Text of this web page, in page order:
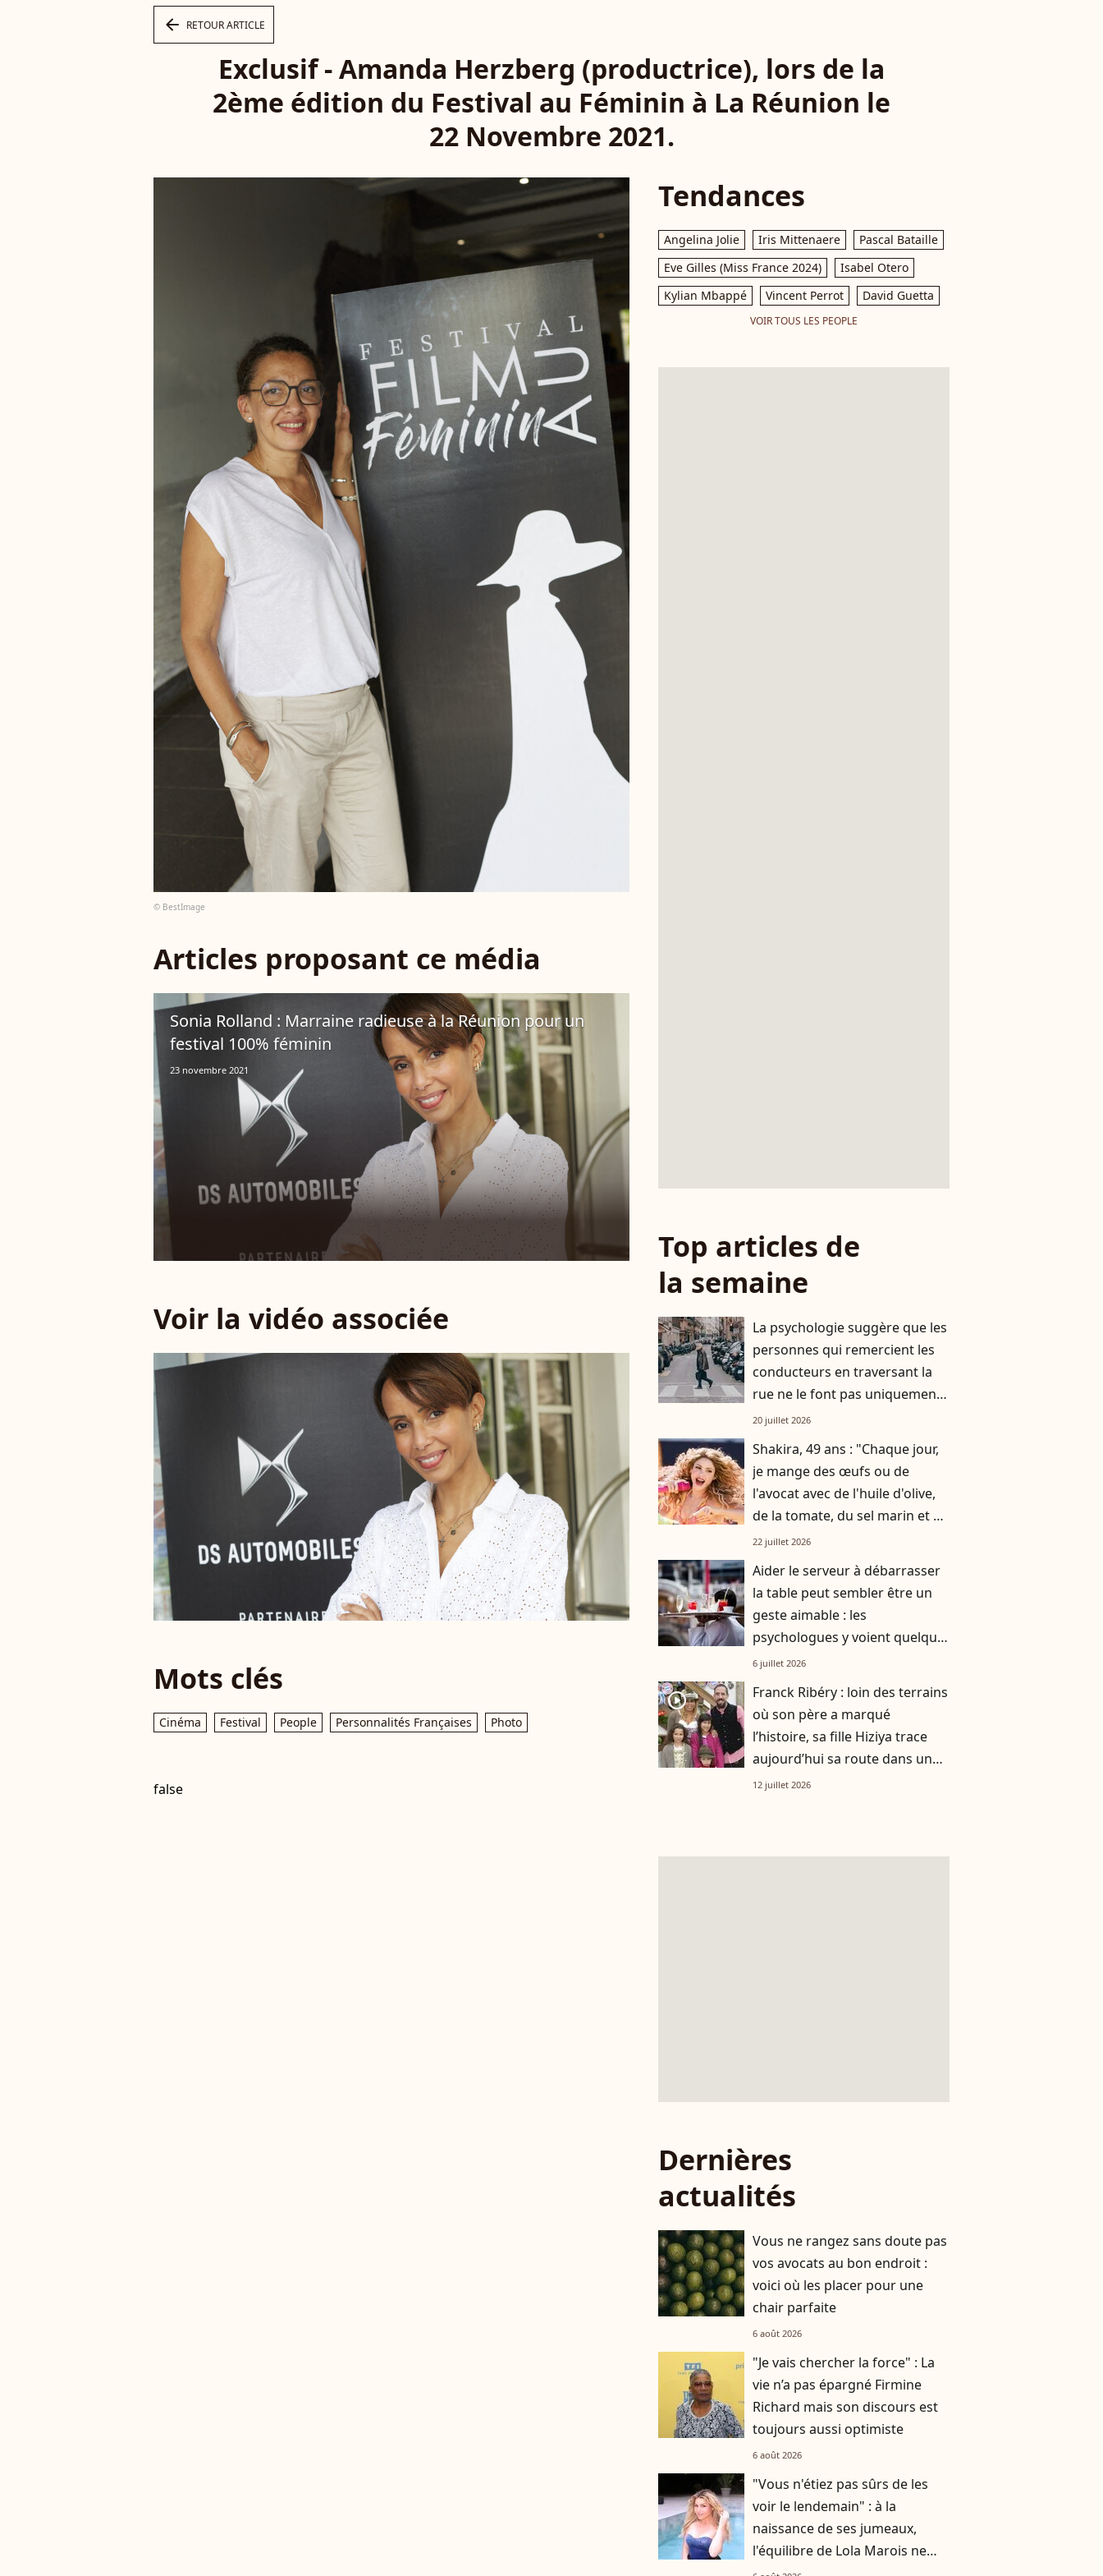
arrow_left RETOUR ARTICLE
Exclusif - Amanda Herzberg (productrice), lors de la
2ème édition du Festival au Féminin à La Réunion le
22 Novembre 2021.
© BestImage
Articles proposant ce média
Sonia Rolland : Marraine radieuse à la Réunion pour un
festival 100% féminin
23 novembre 2021
Voir la vidéo associée
Mots clés
Cinéma Festival People Personnalités Françaises Photo
false
Tendances
Angelina Jolie Iris Mittenaere
Pascal Bataille
Eve Gilles (Miss France 2024)
Isabel Otero
Kylian Mbappé
Vincent Perrot David Guetta
VOIR TOUS LES PEOPLE
Top articles de
la semaine
La psychologie suggère que les
personnes qui remercient les
conducteurs en traversant la
rue ne le font pas uniquement
par gratitude
20 juillet 2026
Shakira, 49 ans : "Chaque jour,
je mange des œufs ou de
l'avocat avec de l'huile d'olive,
de la tomate, du sel marin et un
smoothie"
22 juillet 2026
Aider le serveur à débarrasser
la table peut sembler être un
geste aimable : les
psychologues y voient quelque
chose de bien plus profond.
6 juillet 2026
player2
Franck Ribéry : loin des terrains
où son père a marqué
l’histoire, sa fille Hiziya trace
aujourd’hui sa route dans un
tout autre univers
12 juillet 2026
Dernières
actualités
Vous ne rangez sans doute pas
vos avocats au bon endroit :
voici où les placer pour une
chair parfaite
6 août 2026
"Je vais chercher la force" : La
vie n’a pas épargné Firmine
Richard mais son discours est
toujours aussi optimiste
6 août 2026
"Vous n'étiez pas sûrs de les
voir le lendemain" : à la
naissance de ses jumeaux,
l'équilibre de Lola Marois ne